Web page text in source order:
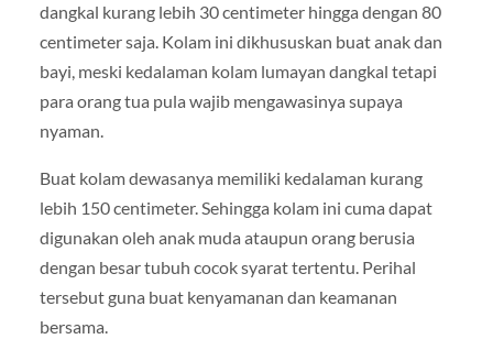
dangkal kurang lebih 30 centimeter hingga dengan 80
centimeter saja. Kolam ini dikhususkan buat anak dan
bayi, meski kedalaman kolam lumayan dangkal tetapi
para orang tua pula wajib mengawasinya supaya
nyaman.
Buat kolam dewasanya memiliki kedalaman kurang
lebih 150 centimeter. Sehingga kolam ini cuma dapat
digunakan oleh anak muda ataupun orang berusia
dengan besar tubuh cocok syarat tertentu. Perihal
tersebut guna buat kenyamanan dan keamanan
bersama.